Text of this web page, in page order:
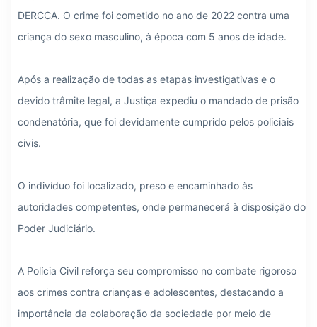
DERCCA. O crime foi cometido no ano de 2022 contra uma
criança do sexo masculino, à época com 5 anos de idade.
Após a realização de todas as etapas investigativas e o
devido trâmite legal, a Justiça expediu o mandado de prisão
condenatória, que foi devidamente cumprido pelos policiais
civis.
O indivíduo foi localizado, preso e encaminhado às
autoridades competentes, onde permanecerá à disposição do
Poder Judiciário.
A Polícia Civil reforça seu compromisso no combate rigoroso
aos crimes contra crianças e adolescentes, destacando a
importância da colaboração da sociedade por meio de